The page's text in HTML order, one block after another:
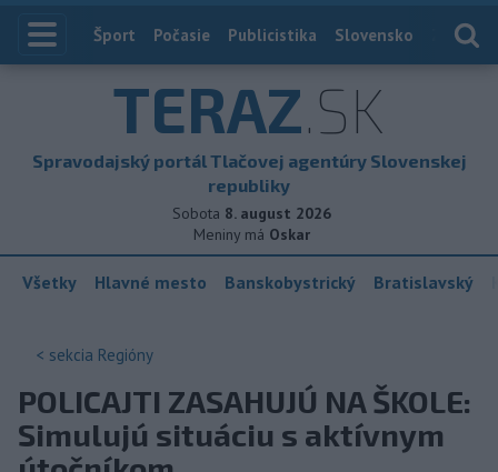
Index
Šport Počasie Publicistika Slovensko
TERAZ.SK
Spravodajský portál Tlačovej agentúry Slovenskej
republiky
Sobota 8. august 2026
Meniny má Oskar
Všetky Hlavné mesto Banskobystrický Bratislavský
< sekcia Regióny
POLICAJTI ZASAHUJÚ NA ŠKOLE:
Simulujú situáciu s aktívnym